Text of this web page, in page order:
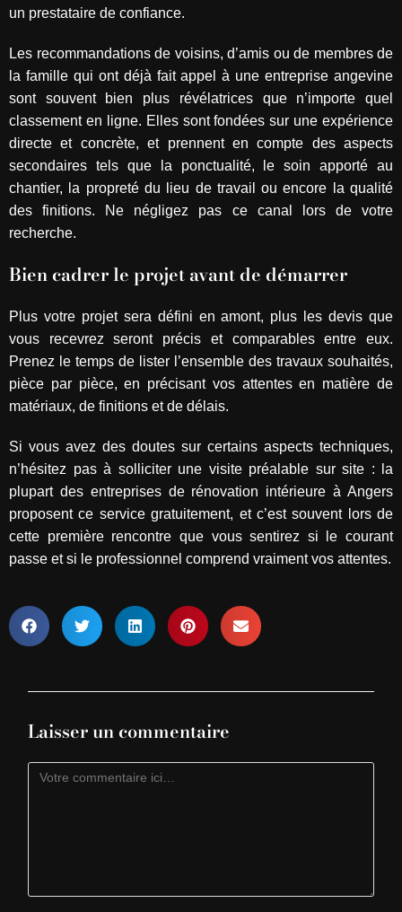
un prestataire de confiance.
Les recommandations de voisins, d’amis ou de membres de
la famille qui ont déjà fait appel à une entreprise angevine
sont souvent bien plus révélatrices que n’importe quel
classement en ligne. Elles sont fondées sur une expérience
directe et concrète, et prennent en compte des aspects
secondaires tels que la ponctualité, le soin apporté au
chantier, la propreté du lieu de travail ou encore la qualité
des finitions. Ne négligez pas ce canal lors de votre
recherche.
Bien cadrer le projet avant de démarrer
Plus votre projet sera défini en amont, plus les devis que
vous recevrez seront précis et comparables entre eux.
Prenez le temps de lister l’ensemble des travaux souhaités,
pièce par pièce, en précisant vos attentes en matière de
matériaux, de finitions et de délais.
Si vous avez des doutes sur certains aspects techniques,
n’hésitez pas à solliciter une visite préalable sur site : la
plupart des entreprises de rénovation intérieure à Angers
proposent ce service gratuitement, et c’est souvent lors de
cette première rencontre que vous sentirez si le courant
passe et si le professionnel comprend vraiment vos attentes.
Laisser un commentaire